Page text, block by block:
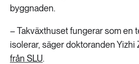
byggnaden.
– Takväxthuset fungerar som en
isolerar, säger doktoranden Yizhi
från SLU.